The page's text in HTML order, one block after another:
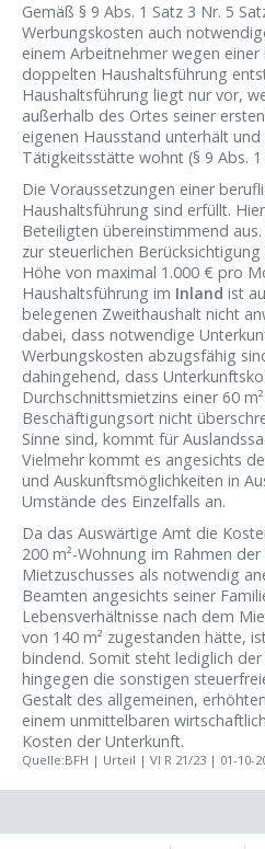
Gemäß § 9 Abs. 1 Satz 3 Nr. 5
Werbungskosten auch
einem Arbeitnehmer wegen
doppelten Haushaltsführung
Haushaltsführung liegt nur vor,
außerhalb des Ortes seiner
eigenen Hausstand unterhält
Tätigkeitsstätte wohnt (§ 9 Abs. 1
Die Voraussetzungen einer
Haushaltsführung sind erfüllt.
Beteiligten übereinstimmend
zur steuerlichen
Höhe von maximal 1.000 € pro
Haushaltsführung im Inland ist
belegenen Zweithaushalt nicht
dabei, dass notwendige
Werbungskosten abzugsfähig
dahingehend, dass
Durchschnittsmietzins einer 60
Beschäftigungsort nicht
Sinne sind, kommt für
Vielmehr kommt es angesichts
und Auskunftsmöglichkeiten in
Umstände des Einzelfalls an.
Da das Auswärtige Amt die
200 m²-Wohnung im Rahmen
Mietzuschusses als notwendig
Beamten angesichts seiner
Lebensverhältnisse nach dem
von 140 m² zugestanden hätte,
bindend. Somit steht lediglich
hingegen die sonstigen
Gestalt des allgemeinen,
einem unmittelbaren
Kosten der Unterkunft.
Quelle:BFH | Urteil | VI R 21/23 | 01-10-